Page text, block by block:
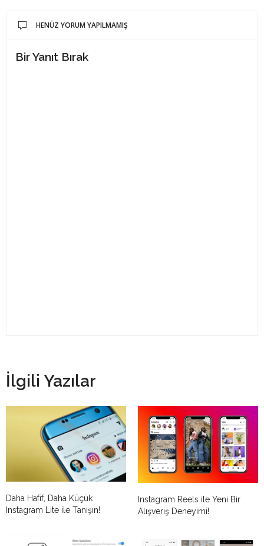
HENÜZ YORUM YAPILMAMIŞ
Bir Yanıt Bırak
İlgili Yazılar
Daha Hafif, Daha Küçük
Instagram Lite ile Tanışın!
Instagram Reels ile Yeni Bir
Alışveriş Deneyimi!